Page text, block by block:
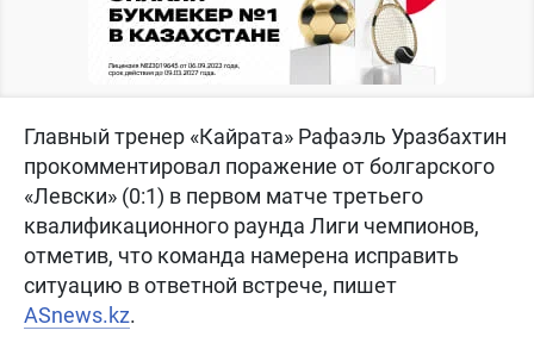
Главный тренер «Кайрата» Рафаэль Уразбахтин
прокомментировал поражение от болгарского
«Левски» (0:1) в первом матче третьего
квалификационного раунда Лиги чемпионов,
отметив, что команда намерена исправить
ситуацию в ответной встрече, пишет
ASnews.kz.